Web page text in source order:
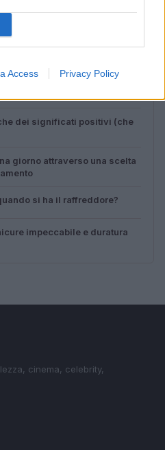
Access Privacy Policy
dei significati positivi (che
giorno attraverso una scelta
si ha il raffreddore?
impeccabile e duratura
cinema, celebrity,